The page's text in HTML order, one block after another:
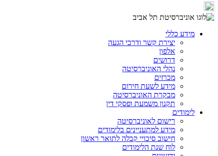
מידע כללי
יצירת קשר ודרכי הגעה
אלפון
דרושים
נהלי האוניברסיטה
מכרזים
מידע לשעת חירום
מבקרת האוניברסיטה
תקנון משמעת ופסקי דין
לימודים
רישום לאוניברסיטה
מידע למתעניינים בלימודים
חישוב סיכויי קבלה לתואר ראשון
לוח שנת הלימודים